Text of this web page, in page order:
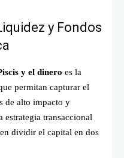
y Fondos
y el dinero es la
permitan capturar el
de alto impacto y
transaccional
dividir el capital en dos